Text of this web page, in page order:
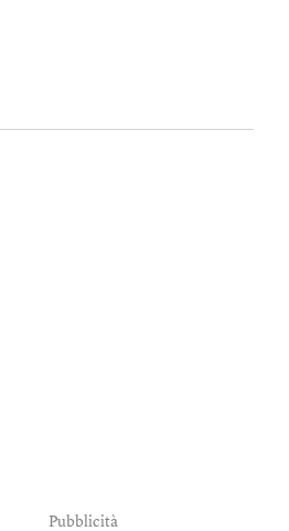
Pubblicità